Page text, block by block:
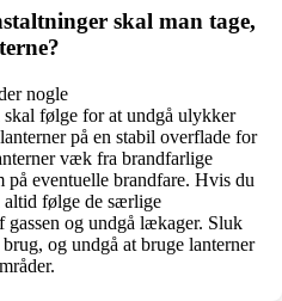
skal man tage,
nogle
følge for at undgå ulykker
på en stabil overflade for
væk fra brandfarlige
eventuelle brandfare. Hvis du
altid følge de særlige
og undgå lækager. Sluk
og undgå at bruge lanterner